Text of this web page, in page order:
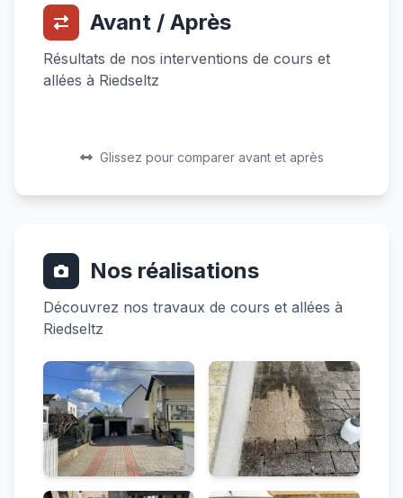
Avant / Après
Résultats de nos interventions de cours et
allées à Riedseltz
Avant
Après
Glissez pour comparer avant et après
Nos réalisations
Découvrez nos travaux de cours et allées à
Riedseltz